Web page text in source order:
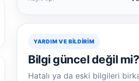
YARDIM VE BILDIRIM
Bilgi güncel değil mi?
Hatalı ya da eski bilgileri